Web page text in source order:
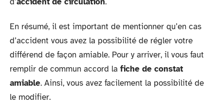
En résumé, il est important de mentionner qu’en cas
d’accident vous avez la possibilité de régler votre
différend de façon amiable. Pour y arriver, il vous faut
remplir de commun accord la fiche de constat
amiable. Ainsi, vous avez facilement la possibilité de
le modifier.